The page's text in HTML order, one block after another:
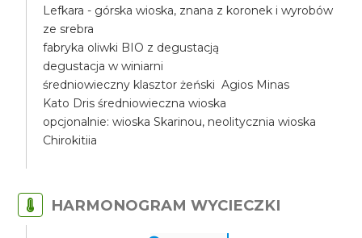
Lefkara - górska wioska, znana z koronek i wyrobów
ze srebra
fabryka oliwki BIO z degustacją
degustacja w winiarni
średniowieczny klasztor żeński Agios Minas
Kato Dris średniowieczna wioska
opcjonalnie: wioska Skarinou, neolitycznia wioska
Chirokitiia
HARMONOGRAM WYCIECZKI